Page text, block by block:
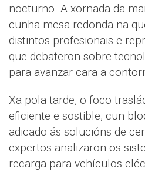
nocturno. A xornada da
cunha mesa redonda na
distintos profesionais e
que debateron sobre
para avanzar cara a
Xa pola tarde, o foco
eficiente e sostible, cun
adicado ás solucións de
expertos analizaron os
recarga para vehículos